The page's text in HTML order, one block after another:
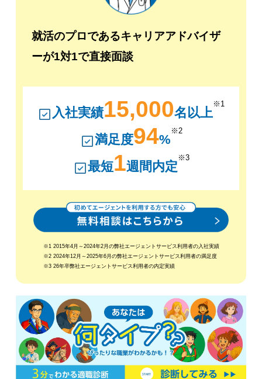
就活のプロであるキャリアアドバイザ
ーが1対1で直接面談
入社実績15,000名以上
※1
満足度94%
※2
最短1週間内定
※3
※1 2015年4月～2024年2月の弊社エージェントサービス利用者の入社実績
※2 2024年12月～2025年6月の弊社エージェントサービス利用者の満足度
※3 26年卒弊社エージェントサービス利用者の内定実績